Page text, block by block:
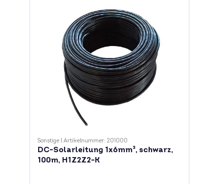
Sonstige Artikelnummer: 201000
DC-Solarleitung 1x6mm², schwarz,
100m, H1Z2Z2-K